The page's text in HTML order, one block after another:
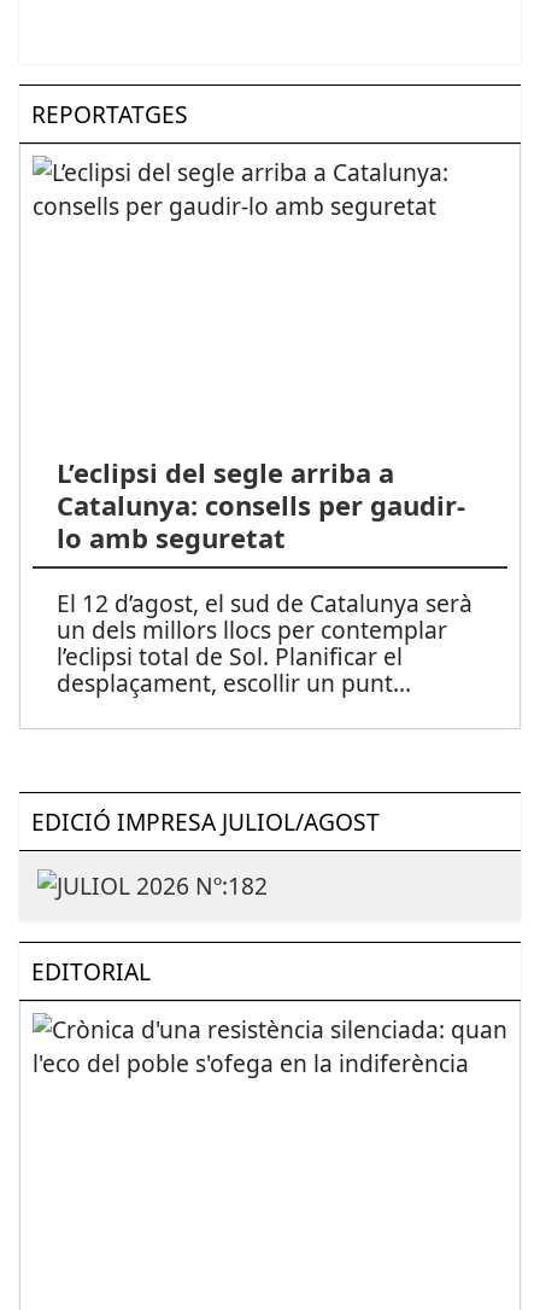
REPORTATGES
L’eclipsi del segle arriba a
Catalunya: consells per gaudir-
lo amb seguretat
El 12 d’agost, el sud de Catalunya serà
un dels millors llocs per contemplar
l’eclipsi total de Sol. Planificar el
desplaçament, escollir un punt...
EDICIÓ IMPRESA JULIOL/AGOST
EDITORIAL